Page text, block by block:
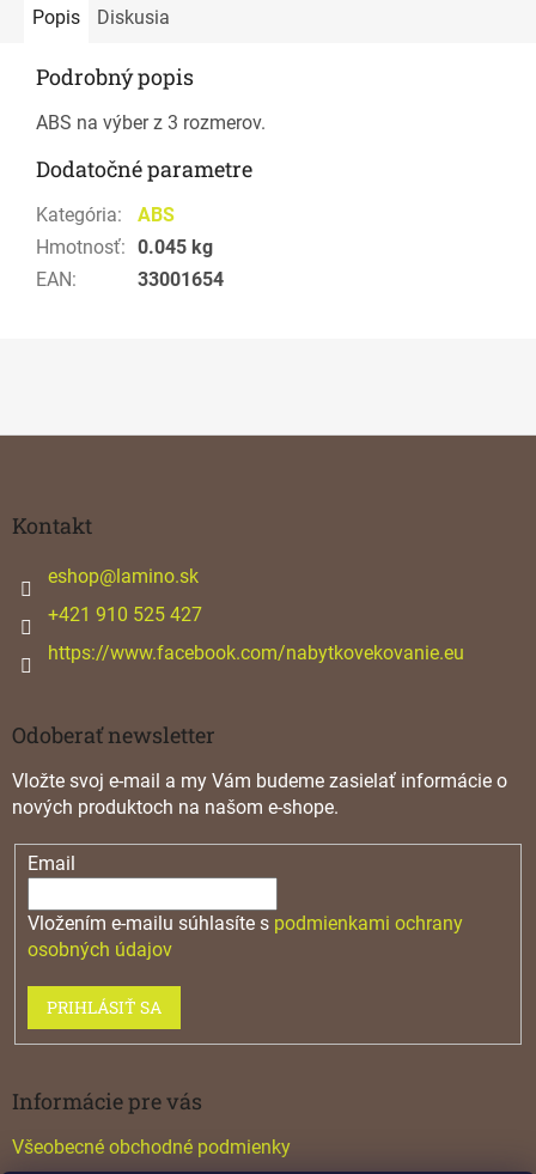
Popis Diskusia
Podrobný popis
ABS na výber z 3 rozmerov.
Dodatočné parametre
Kategória:
ABS
Hmotnosť: 0.045 kg
EAN: 33001654
Kontakt
eshop@lamino.sk
+421 910 525 427
https://www.facebook.com/nabytkovekovanie.eu
Odoberať newsletter
Vložte svoj e-mail a my Vám budeme zasielať informácie o
nových produktoch na našom e-shope.
Email
Vložením e-mailu súhlasíte s podmienkami ochrany
osobných údajov
PRIHLÁSIŤ SA
Informácie pre vás
Všeobecné obchodné podmienky